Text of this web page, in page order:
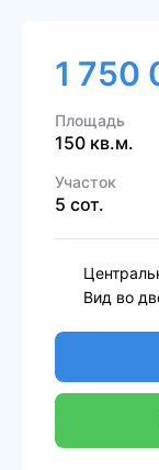
1 750
Площадь
150 кв.м.
Участок
5 сот.
Вид во